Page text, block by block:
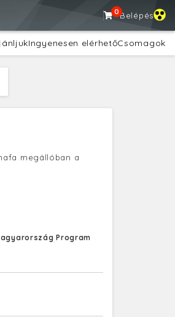
0Belépés
Ingyenesen elérhetőCsomagok
megállóban a
Program